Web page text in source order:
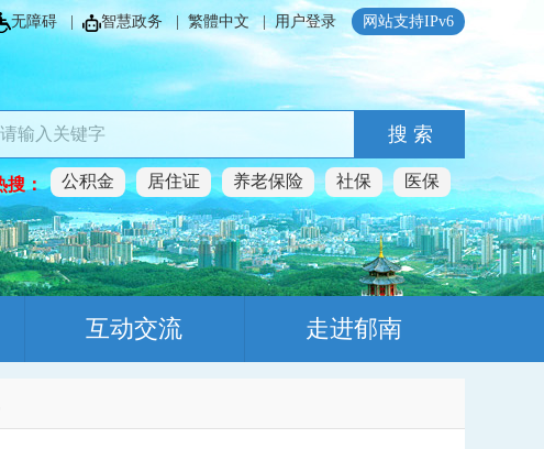
无障碍 | 智慧政务| 繁體中文| 用户登录 网站支持IPv6
搜 索
搜： 公积金 居住证 养老保险 社保 医保
互动交流 走进郁南